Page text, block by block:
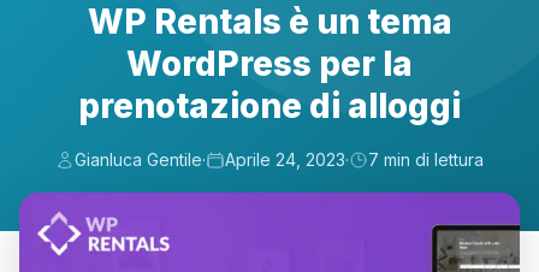
WP Rentals è un tema
WordPress per la
prenotazione di alloggi
Gianluca Gentile· Aprile 24, 2023· 7 min di lettura